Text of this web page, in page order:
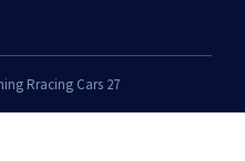
Rracing Cars 27